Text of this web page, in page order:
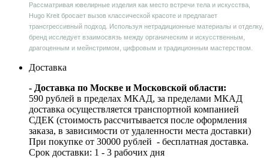
Рассматривая ювелирные изделия как место встречи тела и искусства,
Hugo Kreit бросает вызов классической красоте и предлагает
трансгрессивный подход. Используя нетрадиционные материалы и отделку,
бренд исследует взаимосвязь между органическим и искусственным,
драгоценным и мейнстримом, цифровым и традиционным мастерством.
Доставка
- Доставка по Москве и Московской области:
590 рублей в пределах МКАД, за пределами МКАД
доставка осуществляется транспортной компанией
СДЕК (стоимость рассчитывается после оформления
заказа, в зависимости от удаленности места доставки)
При покупке от 30000 рублей - бесплатная доставка.
Срок доставки: 1 - 3 рабочих дня